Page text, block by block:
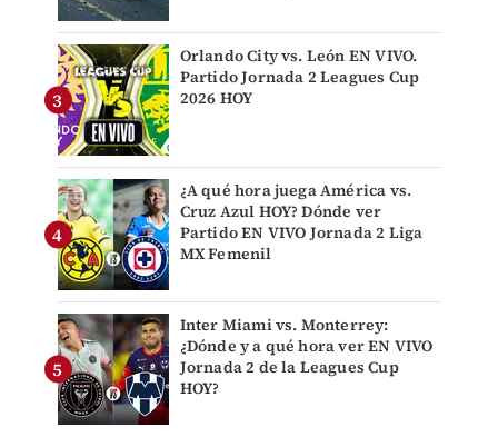
Orlando City vs. León EN VIVO.
Partido Jornada 2 Leagues Cup
2026 HOY
¿A qué hora juega América vs.
Cruz Azul HOY? Dónde ver
Partido EN VIVO Jornada 2 Liga
MX Femenil
Inter Miami vs. Monterrey:
¿Dónde y a qué hora ver EN VIVO
Jornada 2 de la Leagues Cup
HOY?